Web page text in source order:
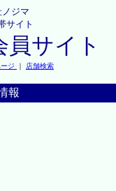
ジマ
サイト
サイト
ジ ｜ 店舗検索
報